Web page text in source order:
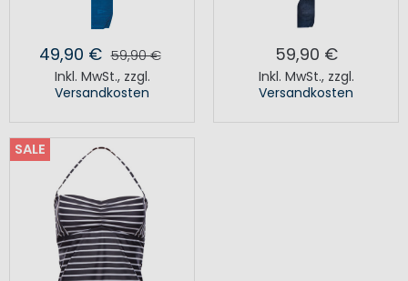
49,90 € 59,90 €
Inkl. MwSt., zzgl.
Versandkosten
59,90 €
Inkl. MwSt., zzgl.
Versandkosten
SALE